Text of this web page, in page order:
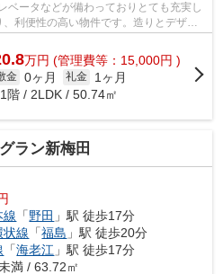
ベータなどが備わっておりとても充実し
利便性の高い物件です。造りとデザイ
万円 (管理費等：15,000円 )
金 0ヶ月 礼金
1ヶ月
階 / 2LDK / 50.74㎡
ラン新梅田
線 「野田 」駅 徒歩17分
状線 「福島 」駅 徒歩20分
「海老江 」駅 徒歩17分
満 / 63.72㎡